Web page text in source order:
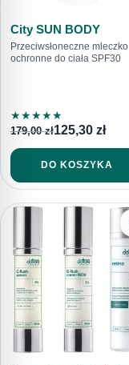
City SUN BODY
Przeciwsłoneczne mleczko
ochronne do ciała SPF30
★★★★★
179,00zł125,30 zł
DO KOSZYKA